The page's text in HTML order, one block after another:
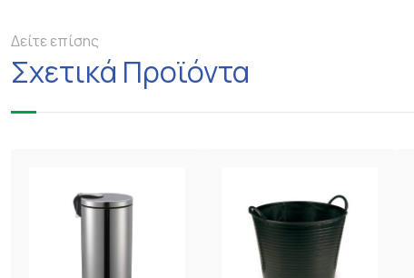
Δείτε επίσης
Σχετικά Προϊόντα